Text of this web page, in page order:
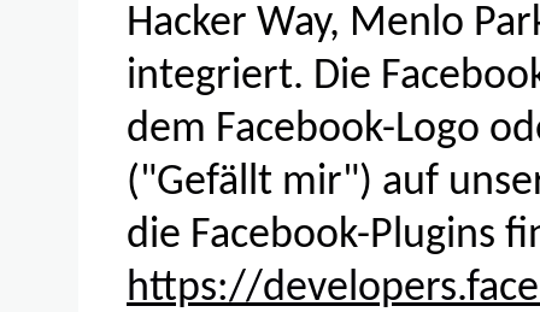
Hacker Way, Menlo
integriert. Die
dem Facebook-Logo
("Gefällt mir") auf
die Facebook-Plugins
https://